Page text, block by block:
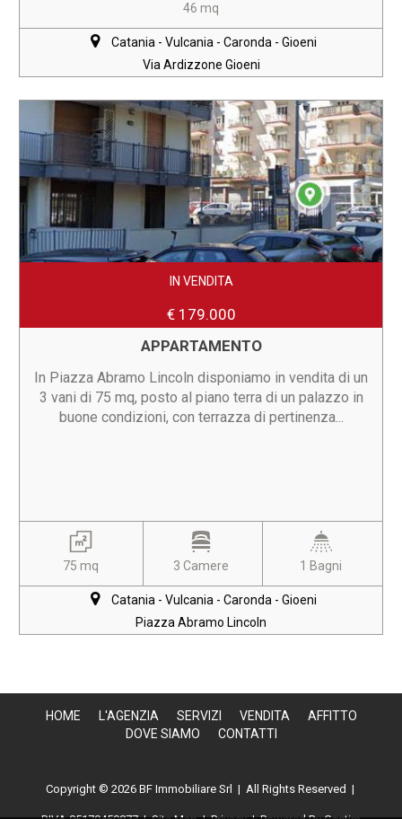
46 mq
Catania - Vulcania - Caronda - Gioeni
Via Ardizzone Gioeni
IN VENDITA
€ 179.000
APPARTAMENTO
In Piazza Abramo Lincoln disponiamo in vendita di un
3 vani di 75 mq, posto al piano terra di un palazzo in
buone condizioni, con terrazza di pertinenza...
75 mq 3 Camere 1 Bagni
Catania - Vulcania - Caronda - Gioeni
Piazza Abramo Lincoln
HOME L'AGENZIA SERVIZI VENDITA
AFFITTO
DOVE SIAMO
CONTATTI
Copyright © 2026 BF Immobiliare Srl | All Rights Reserved |